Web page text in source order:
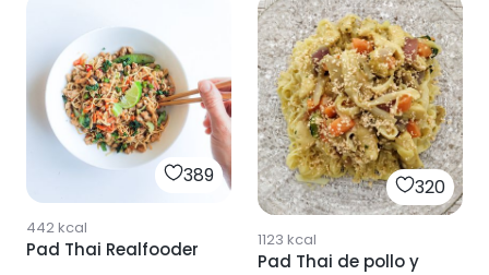
389
442kcal
Pad Thai Realfooder
320
1123 kcal
Pad Thai de pollo y